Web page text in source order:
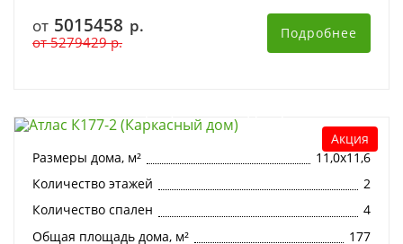
от 5015458 р.
от5279429р.
Подробнее
Акция
Размеры дома, м²
11,0х11,6
Количество этажей
2
Количество спален
4
Общая площадь дома, м²
177